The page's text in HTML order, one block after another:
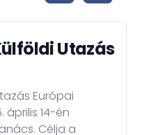
Utazás
Európai
április 14-én
Célja a